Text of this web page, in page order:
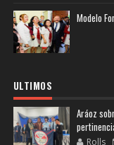
Modelo
ULTIMOS
Aráoz
Rolls